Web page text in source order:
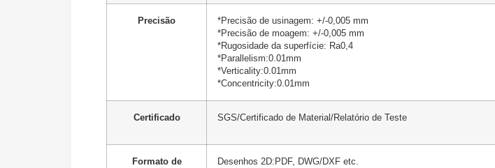
Precisão
*Precisão de usinagem: +/-0,005 mm
*Precisão de moagem: +/-0,005 mm
*Rugosidade da superfície: Ra0,4
*Parallelism:0.01mm
*Verticality:0.01mm
*Concentricity:0.01mm
Certificado SGS/Certificado de Material/Relatório de Teste
Formato de
Desenhos 2D:PDF, DWG/DXF etc.